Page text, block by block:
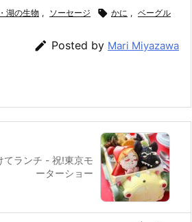
e
a
ai
l
湖の生物 , ソーセージ  かに , ベーグル
 Posted by Mari Miyazawa
てランチ - 祝!東京モ
ーターショー